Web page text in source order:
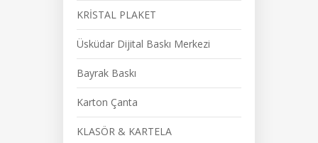
KRİSTAL PLAKET
Üsküdar Dijital Baskı Merkezi
Bayrak Baskı
Karton Çanta
KLASÖR & KARTELA